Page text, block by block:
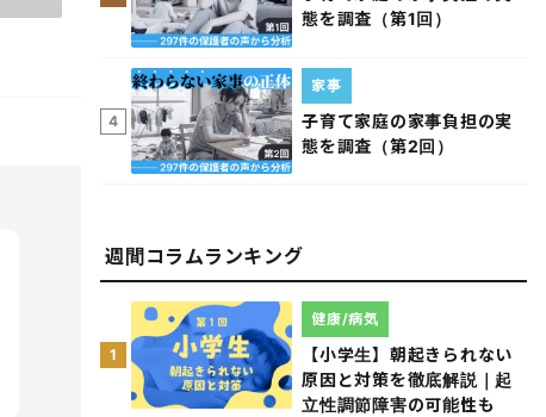
態を調査（第1回）
4
子育て家庭の家事負担の実
態を調査（第2回）
家事
週間コラムランキング
1
【小学生】朝起きられない
原因と対策を徹底解説｜起
立性調節障害の可能性も
健康/病気